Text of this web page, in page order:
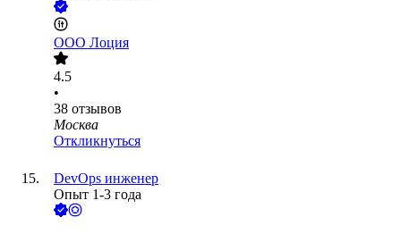
ООО Лоция
4.5
•
38 отзывов
Москва
Откликнуться
DevOps инженер
Опыт 1-3 года